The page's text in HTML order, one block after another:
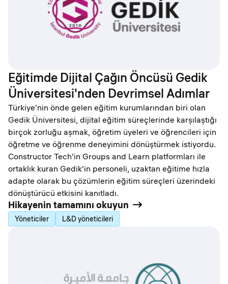
Eğitimde Dijital Çağın Öncüsü Gedik
Üniversitesi'nden Devrimsel Adımlar
Türkiye'nin önde gelen eğitim kurumlarından biri olan
Gedik Üniversitesi, dijital eğitim süreçlerinde karşılaştığı
birçok zorluğu aşmak, öğretim üyeleri ve öğrencileri için
öğretme ve öğrenme deneyimini dönüştürmek istiyordu.
Constructor Tech'in Groups and Learn platformları ile
ortaklık kuran Gedik'in personeli, uzaktan eğitime hızla
adapte olarak bu çözümlerin eğitim süreçleri üzerindeki
dönüştürücü etkisini kanıtladı.
Hikayenin tamamını okuyun
Yöneticiler L&D yöneticileri